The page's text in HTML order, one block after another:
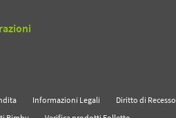
Informazioni Legali Diritto di Recesso